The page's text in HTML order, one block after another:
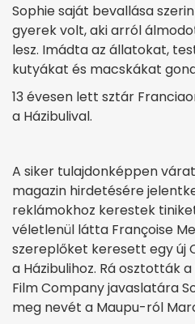
Sophie saját bevallása
gyerek volt, aki arról
lesz. Imádta az állatokat,
kutyákat és macskákat
13 évesen lett sztár
a Házibulival.
A siker tulajdonképpen
magazin hirdetésére
reklámokhoz kerestek
véletlenül látta Françoise
szereplőket keresett egy új
a Házibulihoz. Rá osztották
Film Company javaslatára
meg nevét a Maupu-ról